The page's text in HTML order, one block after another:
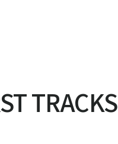
TRACKS